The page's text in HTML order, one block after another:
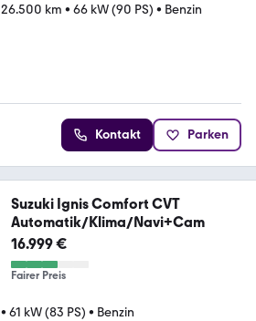
26.500 km • 66 kW (90 PS) • Benzin
Kontakt Parken
Suzuki Ignis Comfort CVT
Automatik/Klima/Navi+Cam
16.999 €
Fairer Preis
• 61 kW (83 PS) • Benzin